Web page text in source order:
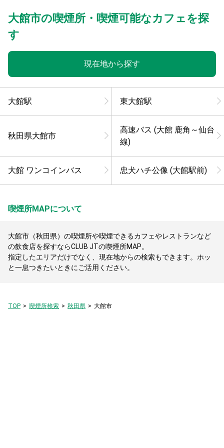
大館市の喫煙所・喫煙可能なカフェを探
す
現在地から探す
大館駅 東大館駅
秋田県大館市
高速バス (大館 鹿角～仙台
線)
大館 ワンコインバス 忠犬ハチ公像 (大館駅前)
喫煙所MAPについて
大館市（秋田県）の喫煙所や喫煙できるカフェやレストランなど
の飲食店を探すならCLUB JTの喫煙所MAP。
指定したエリアだけでなく、現在地からの検索もできます。ホッ
と一息つきたいときにご活用ください。
TOP 喫煙所検索 秋田県 大館市